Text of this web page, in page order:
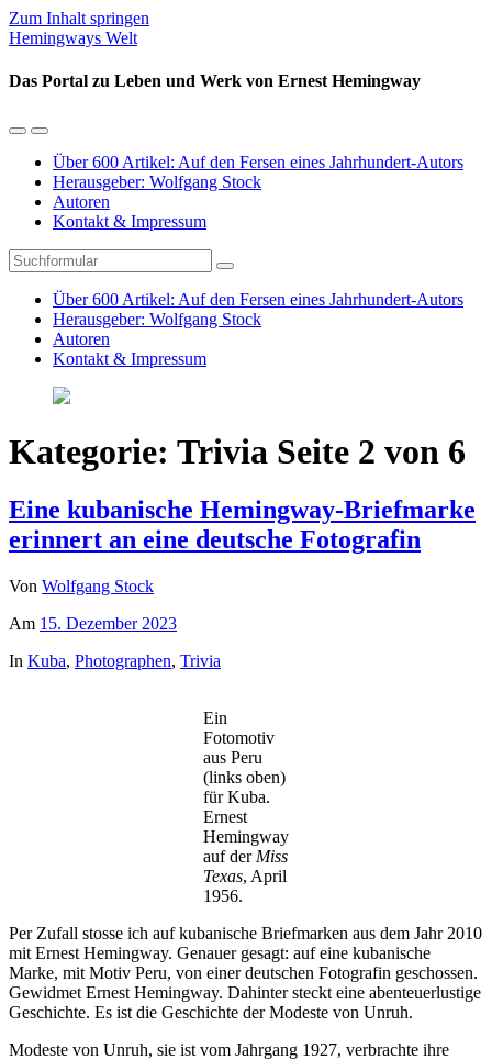
Zum Inhalt springen
Hemingways Welt
Das Portal zu Leben und Werk von Ernest Hemingway
Mobil-
umschalten
Suchfeld
umschalten
Über 600 Artikel: Auf den Fersen eines Jahrhundert-Autors
Herausgeber: Wolfgang Stock
Autoren
Kontakt & Impressum
Suchen
Über 600 Artikel: Auf den Fersen eines Jahrhundert-Autors
Herausgeber: Wolfgang Stock
Autoren
Kontakt & Impressum
Kategorie: Trivia Seite 2 von 6
Eine kubanische Hemingway-Briefmarke
erinnert an eine deutsche Fotografin
Von Wolfgang Stock
Am 15. Dezember 2023
In Kuba, Photographen, Trivia
Ein
Fotomotiv
aus Peru
(links oben)
für Kuba.
Ernest
Hemingway
auf der Miss
Texas, April
1956.
Per Zufall stosse ich auf kubanische Briefmarken aus dem Jahr 2010
mit Ernest Hemingway. Genauer gesagt: auf eine kubanische
Marke, mit Motiv Peru, von einer deutschen Fotografin geschossen.
Gewidmet Ernest Hemingway. Dahinter steckt eine abenteuerlustige
Geschichte. Es ist die Geschichte der Modeste von Unruh.
Modeste von Unruh, sie ist vom Jahrgang 1927, verbrachte ihre